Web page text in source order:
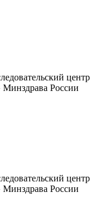
центр
России
центр
России